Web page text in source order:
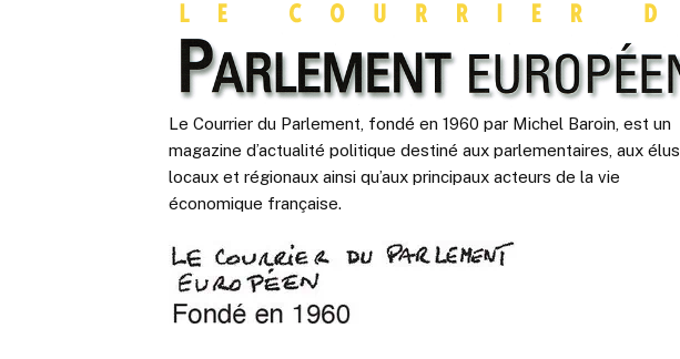
Le Courrier du Parlement, fondé en 1960 par Michel Baroin, est un
magazine d’actualité politique destiné aux parlementaires, aux élus
locaux et régionaux ainsi qu’aux principaux acteurs de la vie
économique française.